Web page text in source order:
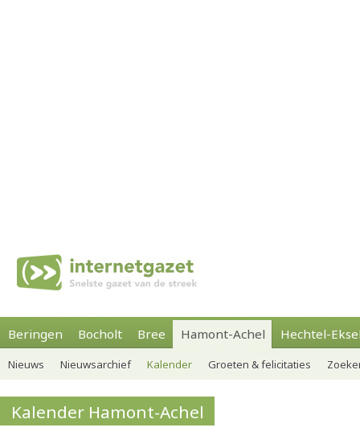
Beringen Bocholt Bree Hamont-Achel Hechtel-
Nieuws Nieuwsarchief Kalender Groeten & felicitaties
Kalender Hamont-Achel